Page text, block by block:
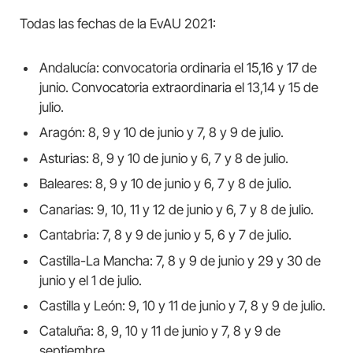
Todas las fechas de la EvAU 2021:
Andalucía: convocatoria ordinaria el 15,16 y 17 de
junio. Convocatoria extraordinaria el 13,14 y 15 de
julio.
Aragón: 8, 9 y 10 de junio y 7, 8 y 9 de julio.
Asturias: 8, 9 y 10 de junio y 6, 7 y 8 de julio.
Baleares: 8, 9 y 10 de junio y 6, 7 y 8 de julio.
Canarias: 9, 10, 11 y 12 de junio y 6, 7 y 8 de julio.
Cantabria: 7, 8 y 9 de junio y 5, 6 y 7 de julio.
Castilla-La Mancha: 7, 8 y 9 de junio y 29 y 30 de
junio y el 1 de julio.
Castilla y León: 9, 10 y 11 de junio y 7, 8 y 9 de julio.
Cataluña: 8, 9, 10 y 11 de junio y 7, 8 y 9 de